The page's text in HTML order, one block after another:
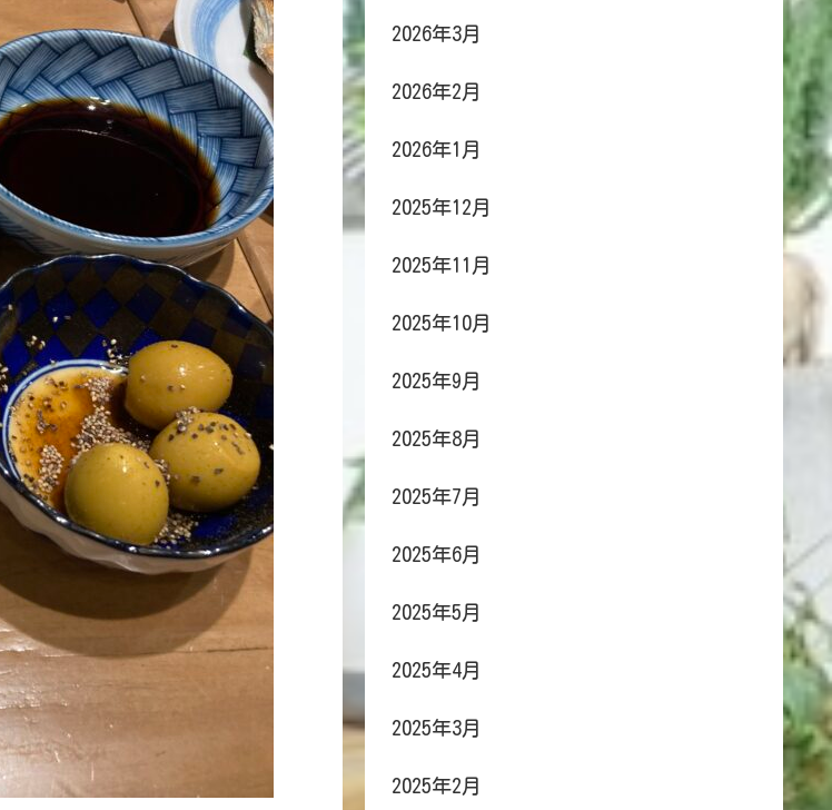
2026年3月
2026年2月
2026年1月
2025年12月
2025年11月
2025年10月
2025年9月
2025年8月
2025年7月
2025年6月
2025年5月
2025年4月
2025年3月
2025年2月